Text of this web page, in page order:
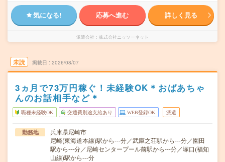
気になる! 応募へ進む 詳しく見る
派遣会社 株式会社ニッソーネット
未読 掲載日 2026/08/07
3ヵ月で73万円稼ぐ！未経験OK＊おばあちゃ
んのお話相手など＊
職種未経験OK 交通費別途支給あり WEB登録OK 派遣
勤務地
兵庫県尼崎市
尼崎(東海道本線)駅から---分／武庫之荘駅から---分／園田
駅から---分／尼崎センタープール前駅から---分／塚口(福知
山線)駅から---分